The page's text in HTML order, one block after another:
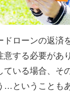
ドローンの返済
意する必要があ
ている場合、そ
…ということも